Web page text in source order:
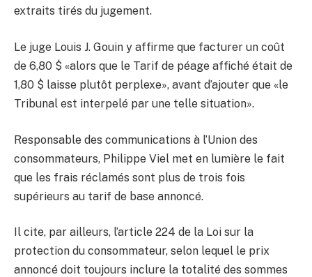
extraits tirés du jugement.
Le juge Louis J. Gouin y affirme que facturer un coût
de 6,80 $ «alors que le Tarif de péage affiché était de
1,80 $ laisse plutôt perplexe», avant d’ajouter que «le
Tribunal est interpelé par une telle situation».
Responsable des communications à l’Union des
consommateurs, Philippe Viel met en lumière le fait
que les frais réclamés sont plus de trois fois
supérieurs au tarif de base annoncé.
Il cite, par ailleurs, l’article 224 de la Loi sur la
protection du consommateur, selon lequel le prix
annoncé doit toujours inclure la totalité des sommes